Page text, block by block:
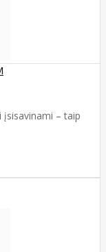
įsisavinami – taip